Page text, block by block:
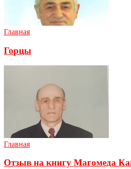
Главная
Горцы
Главная
Отзыв на книгу Магомеда